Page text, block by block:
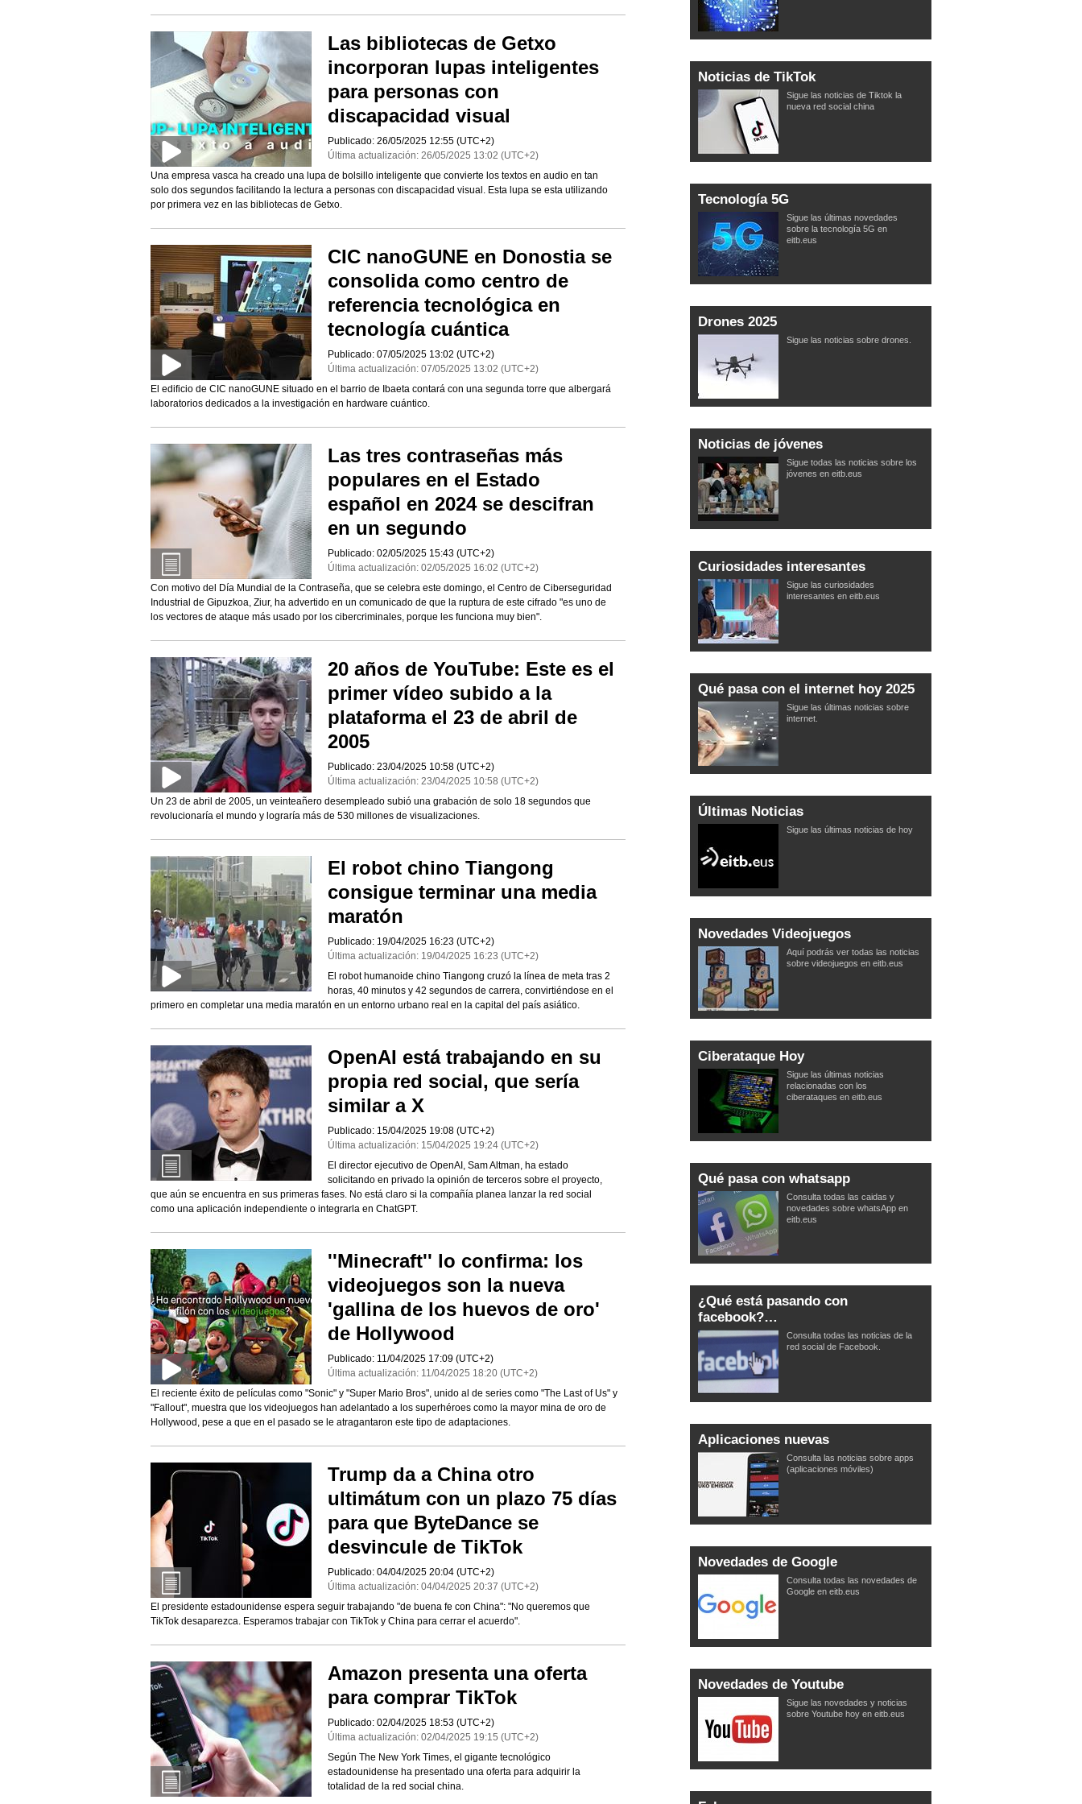
Las bibliotecas de Getxo
incorporan lupas inteligentes
para personas con
discapacidad visual
Publicado: 26/05/2025 12:55 (UTC+2)
Última actualización: 26/05/2025 13:02 (UTC+2)
Una empresa vasca ha creado una lupa de bolsillo inteligente que convierte los textos en audio en tan
solo dos segundos facilitando la lectura a personas con discapacidad visual. Esta lupa se esta utilizando
por primera vez en las bibliotecas de Getxo.
CIC nanoGUNE en Donostia se
consolida como centro de
referencia tecnológica en
tecnología cuántica
Publicado: 07/05/2025 13:02 (UTC+2)
Última actualización: 07/05/2025 13:02 (UTC+2)
El edificio de CIC nanoGUNE situado en el barrio de Ibaeta contará con una segunda torre que albergará
laboratorios dedicados a la investigación en hardware cuántico.
Las tres contraseñas más
populares en el Estado
español en 2024 se descifran
en un segundo
Publicado: 02/05/2025 15:43 (UTC+2)
Última actualización: 02/05/2025 16:02 (UTC+2)
Con motivo del Día Mundial de la Contraseña, que se celebra este domingo, el Centro de Ciberseguridad
Industrial de Gipuzkoa, Ziur, ha advertido en un comunicado de que la ruptura de este cifrado "es uno de
los vectores de ataque más usado por los cibercriminales, porque les funciona muy bien".
20 años de YouTube: Este es el
primer vídeo subido a la
plataforma el 23 de abril de
2005
Publicado: 23/04/2025 10:58 (UTC+2)
Última actualización: 23/04/2025 10:58 (UTC+2)
Un 23 de abril de 2005, un veinteañero desempleado subió una grabación de solo 18 segundos que
revolucionaría el mundo y lograría más de 530 millones de visualizaciones.
El robot chino Tiangong
consigue terminar una media
maratón
Publicado: 19/04/2025 16:23 (UTC+2)
Última actualización: 19/04/2025 16:23 (UTC+2)
El robot humanoide chino Tiangong cruzó la línea de meta tras 2
horas, 40 minutos y 42 segundos de carrera, convirtiéndose en el
primero en completar una media maratón en un entorno urbano real en la capital del país asiático.
OpenAI está trabajando en su
propia red social, que sería
similar a X
Publicado: 15/04/2025 19:08 (UTC+2)
Última actualización: 15/04/2025 19:24 (UTC+2)
El director ejecutivo de OpenAI, Sam Altman, ha estado
solicitando en privado la opinión de terceros sobre el proyecto,
que aún se encuentra en sus primeras fases. No está claro si la compañía planea lanzar la red social
como una aplicación independiente o integrarla en ChatGPT.
''Minecraft'' lo confirma: los
videojuegos son la nueva
'gallina de los huevos de oro'
de Hollywood
Publicado: 11/04/2025 17:09 (UTC+2)
Última actualización: 11/04/2025 18:20 (UTC+2)
El reciente éxito de películas como "Sonic" y "Super Mario Bros", unido al de series como "The Last of Us" y
"Fallout", muestra que los videojuegos han adelantado a los superhéroes como la mayor mina de oro de
Hollywood, pese a que en el pasado se le atragantaron este tipo de adaptaciones.
Trump da a China otro
ultimátum con un plazo 75 días
para que ByteDance se
desvincule de TikTok
Publicado: 04/04/2025 20:04 (UTC+2)
Última actualización: 04/04/2025 20:37 (UTC+2)
El presidente estadounidense espera seguir trabajando "de buena fe con China": "No queremos que
TikTok desaparezca. Esperamos trabajar con TikTok y China para cerrar el acuerdo".
Amazon presenta una oferta
para comprar TikTok
Publicado: 02/04/2025 18:53 (UTC+2)
Última actualización: 02/04/2025 19:15 (UTC+2)
Según The New York Times, el gigante tecnológico
estadounidense ha presentado una oferta para adquirir la
totalidad de la red social china.
Noticias de TikTok
Sigue las noticias de Tiktok la
nueva red social china
Tecnología 5G
Sigue las últimas novedades
sobre la tecnología 5G en
eitb.eus
Drones 2025
Sigue las noticias sobre drones.
Noticias de jóvenes
Sigue todas las noticias sobre los
jóvenes en eitb.eus
Curiosidades interesantes
Sigue las curiosidades
interesantes en eitb.eus
Qué pasa con el internet hoy 2025
Sigue las últimas noticias sobre
internet.
Últimas Noticias
Sigue las últimas noticias de hoy
Novedades Videojuegos
Aquí podrás ver todas las noticias
sobre videojuegos en eitb.eus
Ciberataque Hoy
Sigue las últimas noticias
relacionadas con los
ciberataques en eitb.eus
Qué pasa con whatsapp
Consulta todas las caidas y
novedades sobre whatsApp en
eitb.eus
¿Qué está pasando con
facebook?…
Consulta todas las noticias de la
red social de Facebook.
Aplicaciones nuevas
Consulta las noticias sobre apps
(aplicaciones móviles)
Novedades de Google
Consulta todas las novedades de
Google en eitb.eus
Novedades de Youtube
Sigue las novedades y noticias
sobre Youtube hoy en eitb.eus